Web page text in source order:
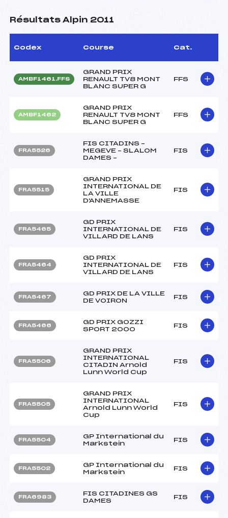
Résultats Alpin 2011
Codex Course Cat.
AMBF1461.FFS
GRAND PRIX
RENAULT TV8 MONT
BLANC SUPER G
FFS
AMBF1462
GRAND PRIX
RENAULT TV8 MONT
BLANC SUPER G
FFS
FRA5526
FIS CITADINS –
MEGEVE – SLALOM
DAMES –
FIS
FRA5515
GRAND PRIX
INTERNATIONAL DE
LA VILLE
D'ANNEMASSE
FIS
FRA5465
GD PRIX
INTERNATIONAL DE
VILLARD DE LANS
FIS
FRA5464
GD PRIX
INTERNATIONAL DE
VILLARD DE LANS
FIS
FRA5467
GD PRIX DE LA VILLE
DE VOIRON
FIS
FRA5466
GD PRIX GOZZI
SPORT 2000
FIS
FRA5506
GRAND PRIX
INTERNATIONAL
CITADIN Arnold
Lunn World Cup
FIS
FRA5505
GRAND PRIX
INTERNATIONAL
Arnold Lunn World
Cup
FIS
FRA5504
GP International du
Markstein
FIS
FRA5502
GP International du
Markstein
FIS
FRA6983
FIS CITADINES GS
DAMES
FIS